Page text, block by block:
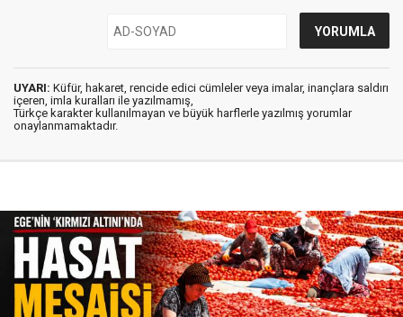
UYARI: Küfür, hakaret, rencide edici cümleler veya imalar, inançlara saldırı
içeren, imla kuralları ile yazılmamış,
Türkçe karakter kullanılmayan ve büyük harflerle yazılmış yorumlar
onaylanmamaktadır.